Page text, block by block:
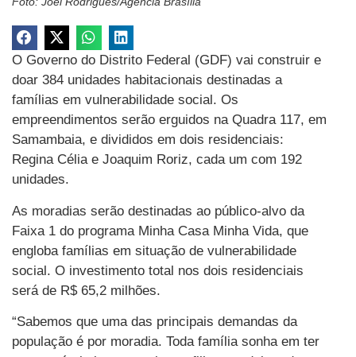
O Governo do Distrito Federal (GDF) vai construir e
doar 384 unidades habitacionais destinadas a
famílias em vulnerabilidade social. Os
empreendimentos serão erguidos na Quadra 117, em
Samambaia, e divididos em dois residenciais:
Regina Célia e Joaquim Roriz, cada um com 192
unidades.
As moradias serão destinadas ao público-alvo da
Faixa 1 do programa Minha Casa Minha Vida, que
engloba famílias em situação de vulnerabilidade
social. O investimento total nos dois residenciais
será de R$ 65,2 milhões.
“Sabemos que uma das principais demandas da
população é por moradia. Toda família sonha em ter